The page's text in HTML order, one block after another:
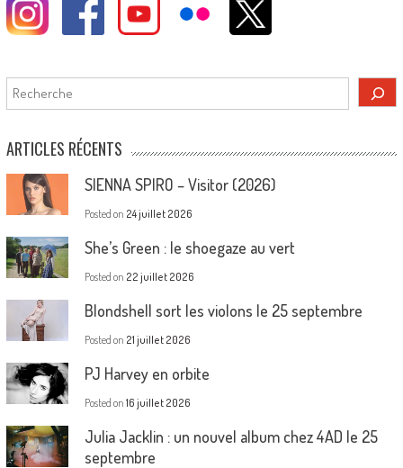
Rechercher
ARTICLES RÉCENTS
SIENNA SPIRO – Visitor (2026)
Posted on 24 juillet 2026
She’s Green : le shoegaze au vert
Posted on 22 juillet 2026
Blondshell sort les violons le 25 septembre
Posted on 21 juillet 2026
PJ Harvey en orbite
Posted on 16 juillet 2026
Julia Jacklin : un nouvel album chez 4AD le 25
septembre